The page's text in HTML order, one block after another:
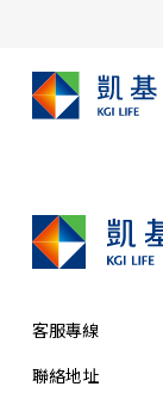
客服專線
聯絡地址